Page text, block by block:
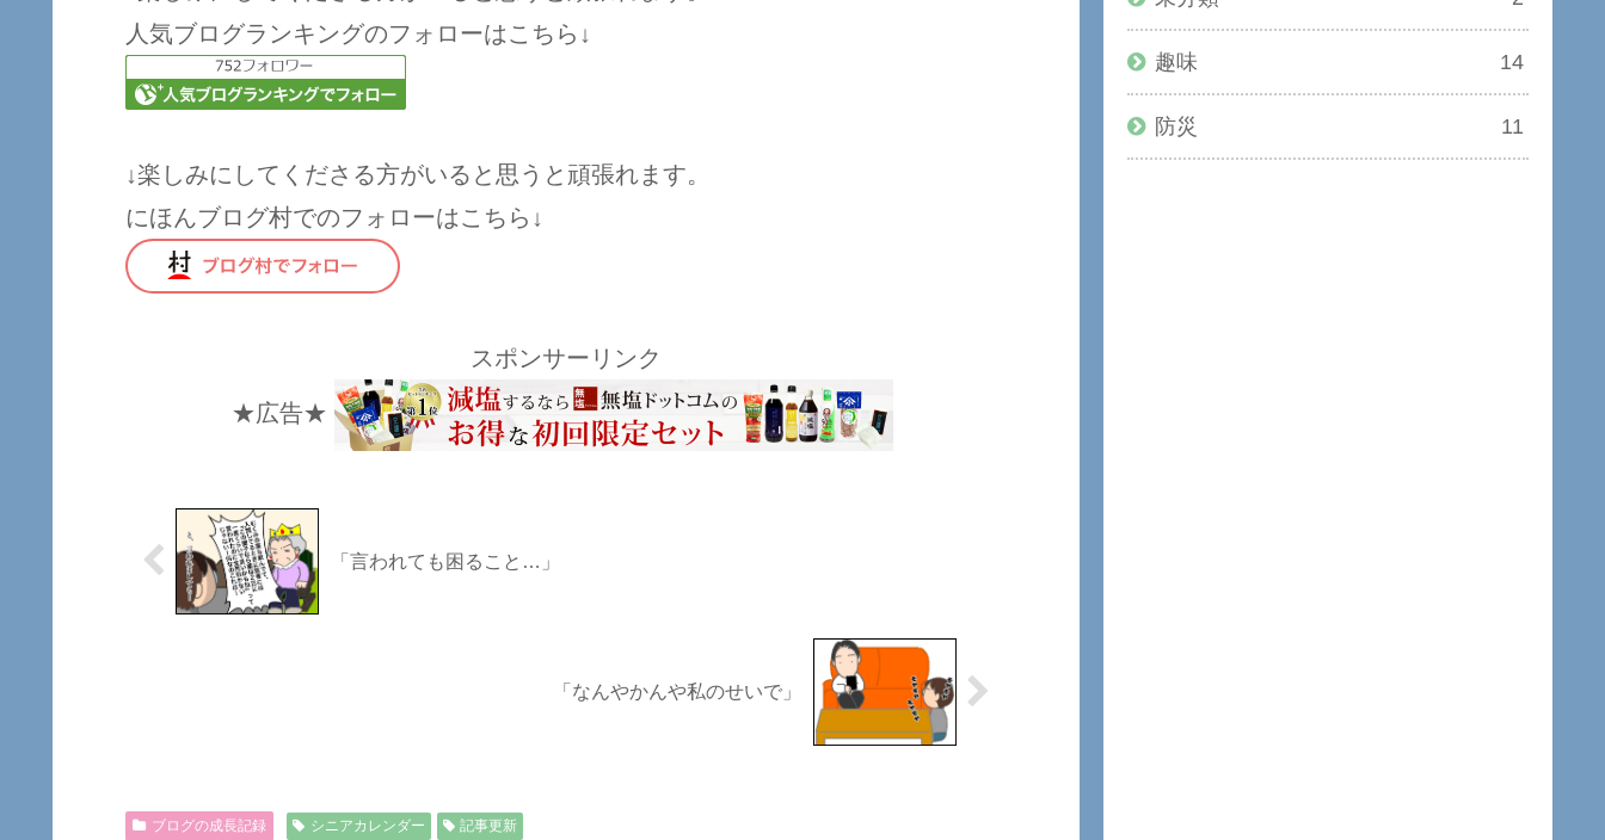
人気ブログランキングのフォローはこちら↓
↓楽しみにしてくださる方がいると思うと頑張れます。
にほんブログ村でのフォローはこちら↓
スポンサーリンク
★広告★
「言われても困ること…」
「なんやかんや私のせいで」
ブログの成長記録 シニアカレンダー 記事更新
趣味 14
防災 11